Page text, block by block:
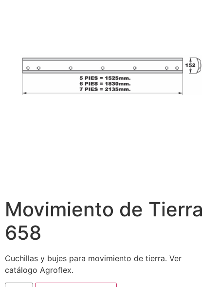
Movimiento de Tierra
658
Cuchillas y bujes para movimiento de tierra. Ver
catálogo Agroflex.